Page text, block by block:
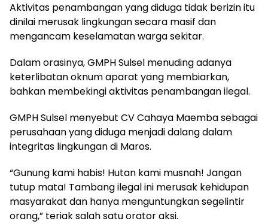
Aktivitas penambangan yang diduga tidak berizin itu
dinilai merusak lingkungan secara masif dan
mengancam keselamatan warga sekitar.
Dalam orasinya, GMPH Sulsel menuding adanya
keterlibatan oknum aparat yang membiarkan,
bahkan membekingi aktivitas penambangan ilegal.
GMPH Sulsel menyebut CV Cahaya Maemba sebagai
perusahaan yang diduga menjadi dalang dalam
integritas lingkungan di Maros.
“Gunung kami habis! Hutan kami musnah! Jangan
tutup mata! Tambang ilegal ini merusak kehidupan
masyarakat dan hanya menguntungkan segelintir
orang,” teriak salah satu orator aksi.